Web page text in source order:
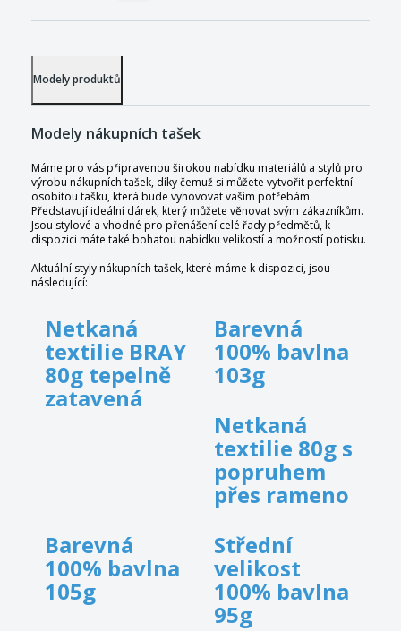
Modely produktů
Modely nákupních tašek
Máme pro vás připravenou širokou nabídku materiálů a stylů pro
výrobu nákupních tašek, díky čemuž si můžete vytvořit perfektní
osobitou tašku, která bude vyhovovat vašim potřebám.
Představují ideální dárek, který můžete věnovat svým zákazníkům.
Jsou stylové a vhodné pro přenášení celé řady předmětů, k
dispozici máte také bohatou nabídku velikostí a možností potisku.
Aktuální styly nákupních tašek, které máme k dispozici, jsou
následující:
Netkaná
textilie BRAY
80g tepelně
zatavená
Barevná
100% bavlna
103g
Netkaná
textilie 80g s
popruhem
přes rameno
Barevná
100% bavlna
105g
Střední
velikost
100% bavlna
95g